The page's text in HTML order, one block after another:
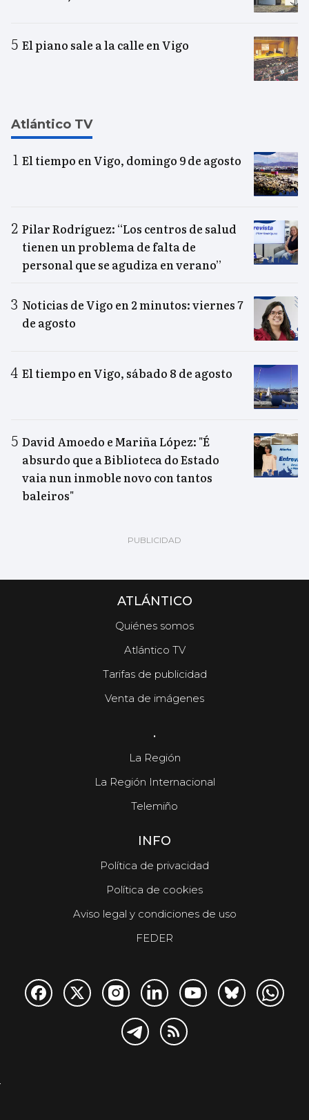
El piano sale a la calle en Vigo
Atlántico TV
El tiempo en Vigo, domingo 9 de agosto
Pilar Rodríguez: “Los centros de salud
tienen un problema de falta de
personal que se agudiza en verano”
Noticias de Vigo en 2 minutos: viernes 7
de agosto
El tiempo en Vigo, sábado 8 de agosto
David Amoedo e Mariña López: "É
absurdo que a Biblioteca do Estado
vaia nun inmoble novo con tantos
baleiros"
ATLÁNTICO
Quiénes somos
Atlántico TV
Tarifas de publicidad
Venta de imágenes
.
La Región
La Región Internacional
Telemiño
INFO
Política de privacidad
Política de cookies
Aviso legal y condiciones de uso
FEDER